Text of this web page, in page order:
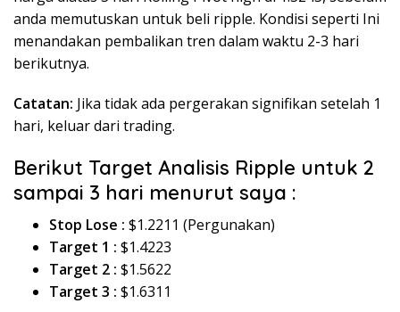
anda memutuskan untuk beli ripple. Kondisi seperti Ini
menandakan pembalikan tren dalam waktu 2-3 hari
berikutnya.
Catatan: Jika tidak ada pergerakan signifikan setelah 1
hari, keluar dari trading.
Berikut Target Analisis Ripple untuk 2
sampai 3 hari menurut saya :
Stop Lose : $1.2211 (Pergunakan)
Target 1 : $1.4223
Target 2 : $1.5622
Target 3 : $1.6311